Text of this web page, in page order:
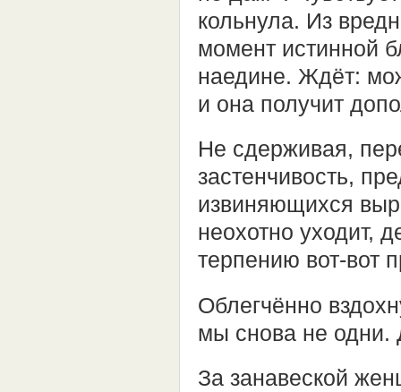
кольнула. Из
момент истинной
наедине. Ждёт:
и она получит
Не сдерживая,
застенчивость,
извиняющихся
неохотно уходит,
терпению вот-вот
Облегчённо
мы снова не одни.
За занавеской